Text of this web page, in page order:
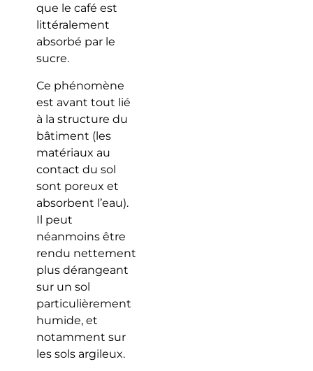
que le café est
littéralement
absorbé par le
sucre.
Ce phénomène
est avant tout lié
à la structure du
bâtiment (les
matériaux au
contact du sol
sont poreux et
absorbent l’eau).
Il peut
néanmoins être
rendu nettement
plus dérangeant
sur un sol
particulièrement
humide, et
notamment sur
les sols argileux.